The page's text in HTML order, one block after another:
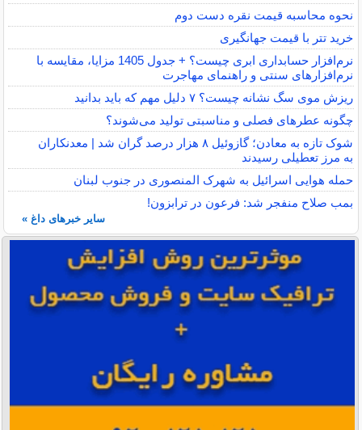
نحوه محاسبه قیمت نقره دست دوم
خرید تتر با قیمت جهانگیری
نرم‌افزار حسابداری ابری چیست؟ + جدول 1405 مزایا، مقایسه با
نرم‌افزارهای سنتی و راهنمای مهاجرت
ریزش موی سگ نشانه چیست؟ ۷ دلیل مهم که باید بدانید
چگونه عطرهای فصلی و مناسبتی تولید می‌شوند؟
شوک تازه به معادن؛ گازوئیل ۸ هزار درصد گران شد | معدنکاران
به مرز تعطیلی رسیدند
حمله هوایی اسرائیل به شهرک المنصوری در جنوب لبنان
بمب صلاح منفجر شد: فرعون در ترابزون!
سایر خبرهای داغ »